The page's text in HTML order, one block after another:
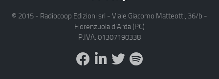
© 2015 - Radiocoop Edizioni srl - Viale Giacomo Matteotti, 36/b -
Fiorenzuola d'Arda (PC)
P.IVA: 01307190338